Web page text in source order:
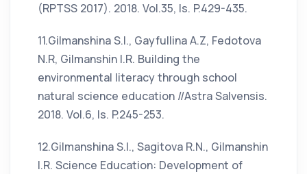
(RPTSS 2017). 2018. Vol.35, Is. P.429-435.
11.Gilmanshina S.I., Gayfullina A.Z, Fedotova
N.R, Gilmanshin I.R. Building the
environmental literacy through school
natural science education //Astra Salvensis.
2018. Vol.6, Is. P.245-253.
12.Gilmanshina S.I., Sagitova R.N., Gilmanshin
I.R. Science Education: Development of